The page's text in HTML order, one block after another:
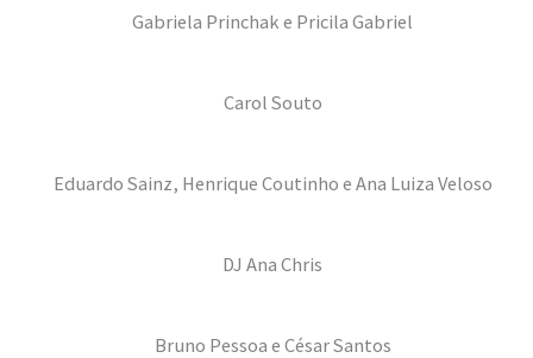
Gabriela Princhak e Pricila Gabriel
Carol Souto
Eduardo Sainz, Henrique Coutinho e Ana Luiza Veloso
DJ Ana Chris
Bruno Pessoa e César Santos